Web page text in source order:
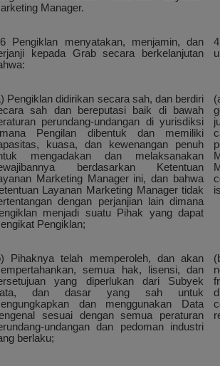
Manager.
Pengiklan menyatakan, menjamin, dan
kepada Grab secara berkelanjutan
Pengiklan didirikan secara sah, dan berdiri
sah dan bereputasi baik di bawah
perundang-undangan di yurisdiksi
Pengilan dibentuk dan memiliki
kuasa, dan kewenangan penuh
mengadakan dan melaksanakan
berdasarkan Ketentuan
Marketing Manager ini, dan bahwa
Layanan Marketing Manager tidak
dengan perjanjian lain dimana
menjadi suatu Pihak yang dapat
Pengiklan;
Pihaknya telah memperoleh, dan akan
semua hak, lisensi, dan
yang diperlukan dari Subyek
dan dasar yang sah untuk
dan menggunakan Data
sesuai dengan semua peraturan
undangan dan pedoman industri
berlaku;